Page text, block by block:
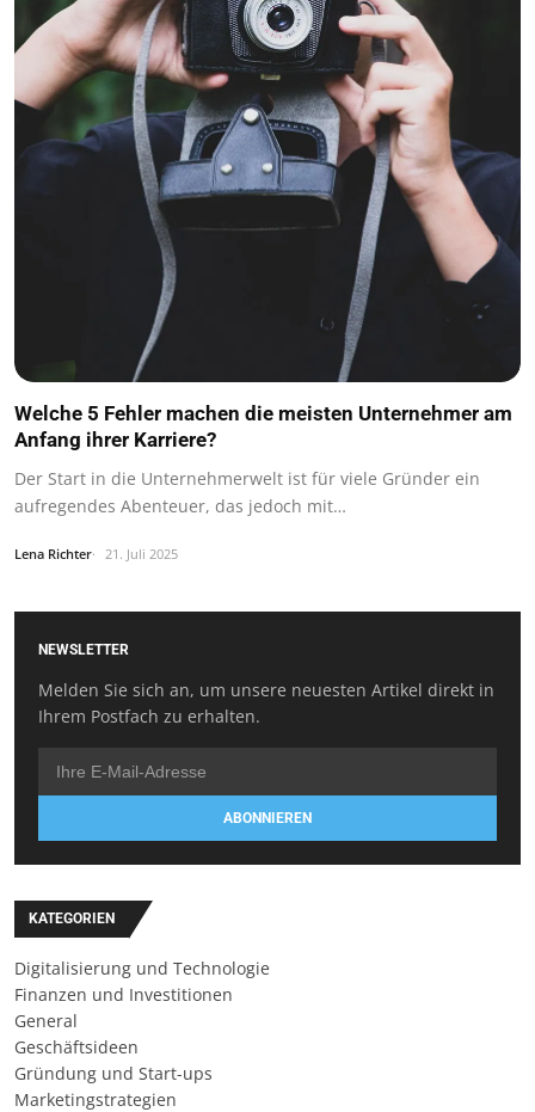
Welche 5 Fehler machen die meisten Unternehmer am
Anfang ihrer Karriere?
Der Start in die Unternehmerwelt ist für viele Gründer ein
aufregendes Abenteuer, das jedoch mit…
Lena Richter 21. Juli 2025
NEWSLETTER
Melden Sie sich an, um unsere neuesten Artikel direkt in
Ihrem Postfach zu erhalten.
ABONNIEREN
KATEGORIEN
Digitalisierung und Technologie
Finanzen und Investitionen
General
Geschäftsideen
Gründung und Start-ups
Marketingstrategien